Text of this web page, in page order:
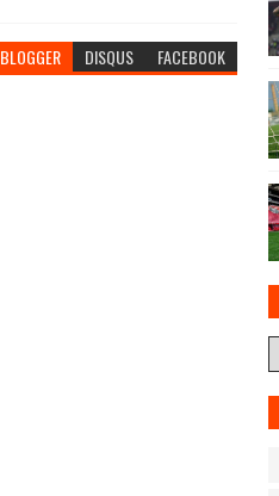
BLOGGER DISQUS FACEBOOK